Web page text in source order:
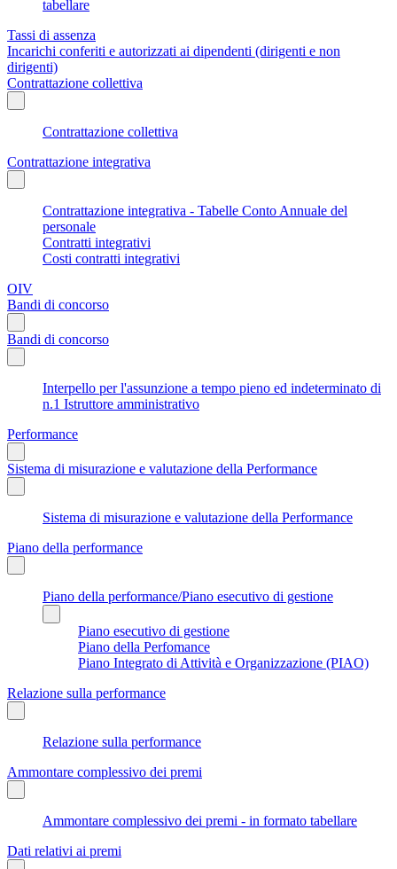
tabellare
Tassi di assenza
Incarichi conferiti e autorizzati ai dipendenti (dirigenti e non
dirigenti)
Contrattazione collettiva
Contrattazione collettiva
Contrattazione integrativa
Contrattazione integrativa - Tabelle Conto Annuale del
personale
Contratti integrativi
Costi contratti integrativi
OIV
Bandi di concorso
Bandi di concorso
Interpello per l'assunzione a tempo pieno ed indeterminato di
n.1 Istruttore amministrativo
Performance
Sistema di misurazione e valutazione della Performance
Sistema di misurazione e valutazione della Performance
Piano della performance
Piano della performance/Piano esecutivo di gestione
Piano esecutivo di gestione
Piano della Perfomance
Piano Integrato di Attività e Organizzazione (PIAO)
Relazione sulla performance
Relazione sulla performance
Ammontare complessivo dei premi
Ammontare complessivo dei premi - in formato tabellare
Dati relativi ai premi